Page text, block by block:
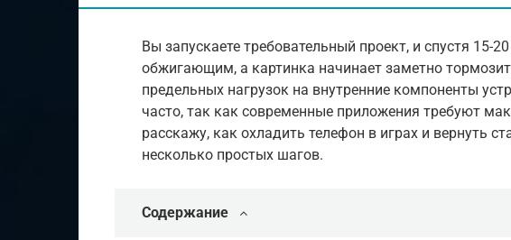
Вы запускаете требовательный проект, и спустя 15-
обжигающим, а картинка начинает заметно
предельных нагрузок на внутренние компоненты
часто, так как современные приложения требуют
расскажу, как охладить телефон в играх и вернуть
несколько простых шагов.
Содержание